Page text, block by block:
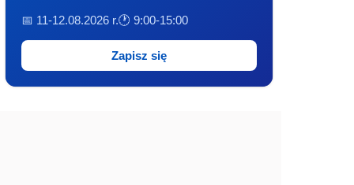
📅 11-12.08.2026 r.🕐 9:00-15:00
Zapisz się